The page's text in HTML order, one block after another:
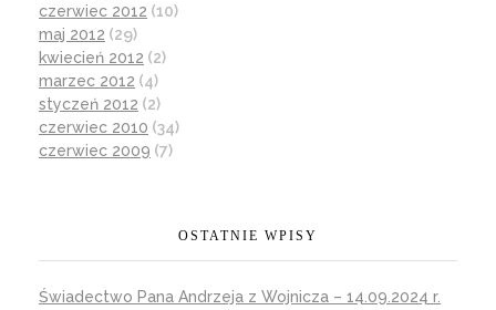
czerwiec 2012 (10)
maj 2012 (29)
kwiecień 2012 (2)
marzec 2012 (4)
styczeń 2012 (2)
czerwiec 2010 (34)
czerwiec 2009 (7)
OSTATNIE WPISY
Świadectwo Pana Andrzeja z Wojnicza – 14.09.2024 r.